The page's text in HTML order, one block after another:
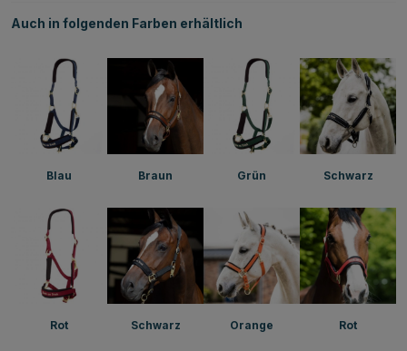
Auch in folgenden Farben erhältlich
Blau Braun Grün Schwarz
Rot Schwarz Orange Rot